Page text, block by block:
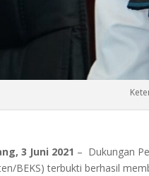
3 Juni 2021 – Dukungan
BEKS) terbukti berhasil